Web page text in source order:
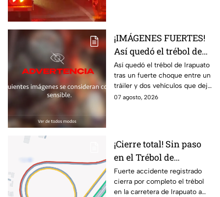
¡IMÁGENES FUERTES!
Así quedó el trébol de
Irapuato tras aparatoso
choque; hay mu3rtos y
lesionados
Así quedó el trébol de Irapuato
tras un fuerte choque entre un
tráiler y dos vehículos que dejó
dos muertos y siete personas
07 agosto, 2026
¡Cierre total! Sin paso
en el Trébol de
Irapuato; toma estas
vías alternas
Fuerte accidente registrado
cierra por completo el trébol
en la carretera de Irapuato a